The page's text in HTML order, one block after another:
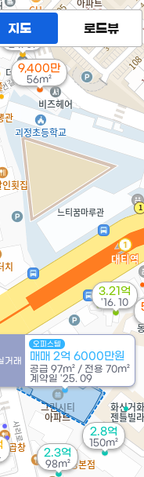
거래
오피스텔
매매 2억 6000만원
공급 97m² / 전용 70m²
계약일 '25. 09
7억
'24. 07
9,400만
56m²
2.3억
98m²
3.21억
'16. 10
2.8억
150m²
지도 로드뷰